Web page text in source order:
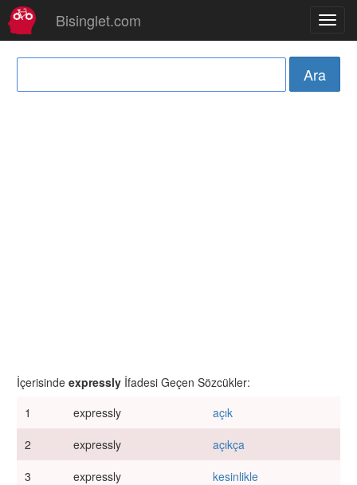
Bisinglet.com
İçerisinde expressly İfadesi Geçen Sözcükler:
1
expressly
açık
2
expressly
açıkça
3
expressly
kesinlikle